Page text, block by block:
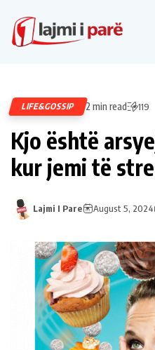
LIFE&GOSSIP 2 min read 119
Kjo është
kur jemi të
Lajmi I Pare August 5, 2024